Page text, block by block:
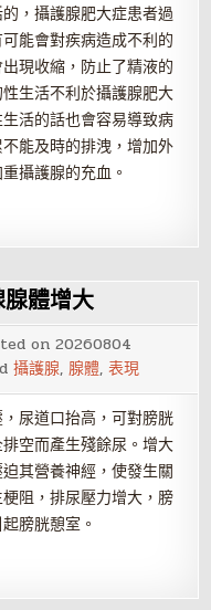
，攝護腺肥大症患者過
能會對疾病造成不利的
現收縮，防止了精液的
生活不利於攝護腺肥大
活的話也會容易導致病
能及時的排洩，增加外
攝護腺的充血。
體增大
on20260804
攝護腺,腺體,表現
尿道口抬高，可對膀胱
空而產生殘餘尿。增大
其營養神經，使發生關
阻，排尿壓力增大，膀
膀胱憩室。